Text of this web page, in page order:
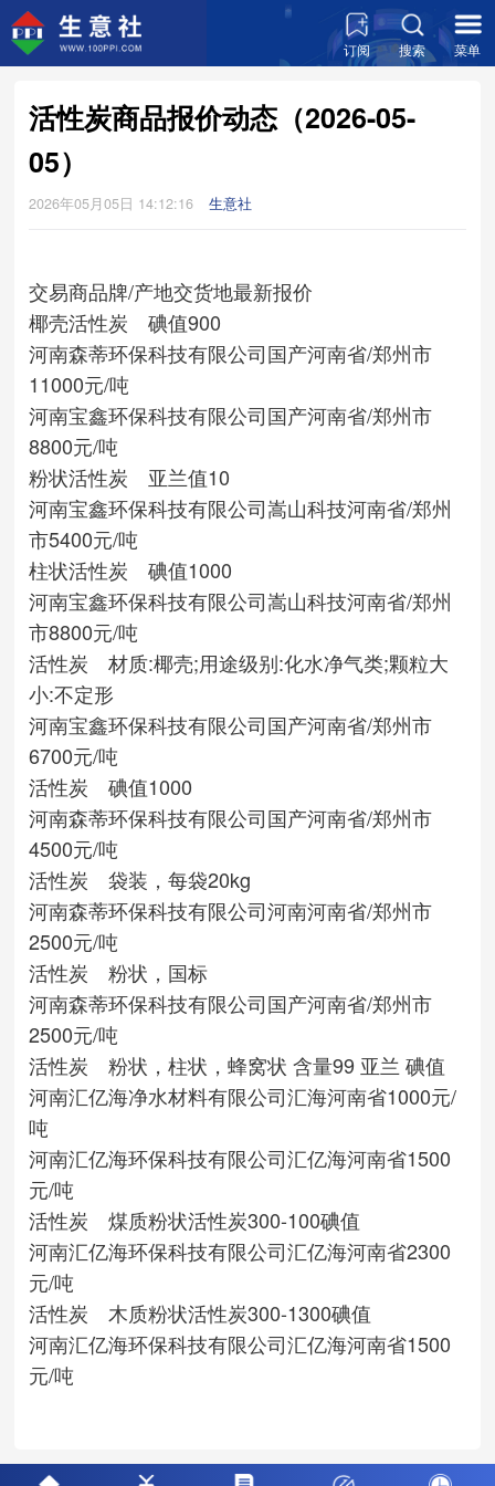
订阅 搜索 菜单
活性炭商品报价动态（2026-05-
05）
2026年05月05日 14:12:16 生意社
交易商品牌/产地交货地最新报价
椰壳活性炭 碘值900
河南森蒂环保科技有限公司国产河南省/郑州市
11000元/吨
河南宝鑫环保科技有限公司国产河南省/郑州市
8800元/吨
粉状活性炭 亚兰值10
河南宝鑫环保科技有限公司嵩山科技河南省/郑州
市5400元/吨
柱状活性炭 碘值1000
河南宝鑫环保科技有限公司嵩山科技河南省/郑州
市8800元/吨
活性炭 材质:椰壳;用途级别:化水净气类;颗粒大
小:不定形
河南宝鑫环保科技有限公司国产河南省/郑州市
6700元/吨
活性炭 碘值1000
河南森蒂环保科技有限公司国产河南省/郑州市
4500元/吨
活性炭 袋装，每袋20kg
河南森蒂环保科技有限公司河南河南省/郑州市
2500元/吨
活性炭 粉状，国标
河南森蒂环保科技有限公司国产河南省/郑州市
2500元/吨
活性炭 粉状，柱状，蜂窝状 含量99 亚兰 碘值
河南汇亿海净水材料有限公司汇海河南省1000元/
吨
河南汇亿海环保科技有限公司汇亿海河南省1500
元/吨
活性炭 煤质粉状活性炭300-100碘值
河南汇亿海环保科技有限公司汇亿海河南省2300
元/吨
活性炭 木质粉状活性炭300-1300碘值
河南汇亿海环保科技有限公司汇亿海河南省1500
元/吨